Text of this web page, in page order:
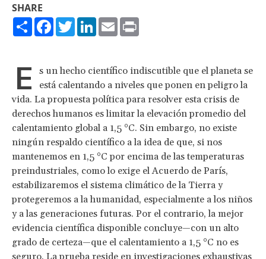
SHARE
ShareFacebook
TwitterLinkedIn
Email
E
s un hecho científico indiscutible que el planeta se
está calentando a niveles que ponen en peligro la
vida. La propuesta política para resolver esta crisis de
derechos humanos es limitar la elevación promedio del
calentamiento global a 1,5 °C. Sin embargo, no existe
ningún respaldo científico a la idea de que, si nos
mantenemos en 1,5 °C por encima de las temperaturas
preindustriales, como lo exige el Acuerdo de París,
estabilizaremos el sistema climático de la Tierra y
protegeremos a la humanidad, especialmente a los niños
y a las generaciones futuras. Por el contrario, la mejor
evidencia científica disponible concluye—con un alto
grado de certeza—que el calentamiento a 1,5 °C no es
seguro. La prueba reside en investigaciones exhaustivas